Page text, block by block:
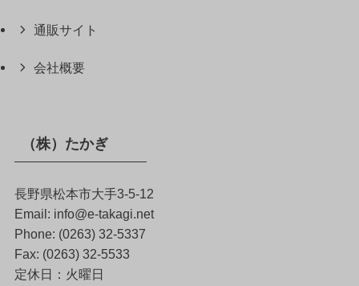
通販サイト
会社概要
（株）たかぎ
長野県松本市大手3-5-12
Email: info@e-takagi.net
Phone: (0263) 32-5337
Fax: (0263) 32-5533
定休日：火曜日